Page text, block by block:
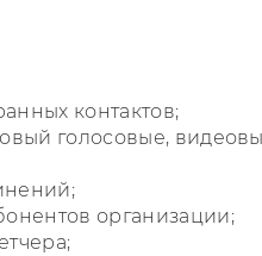
контактов;
голосовые,
организации;